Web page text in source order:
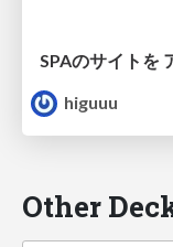
higuuu
Other